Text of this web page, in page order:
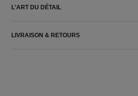
L'ART DU DÉTAIL
LIVRAISON & RETOURS